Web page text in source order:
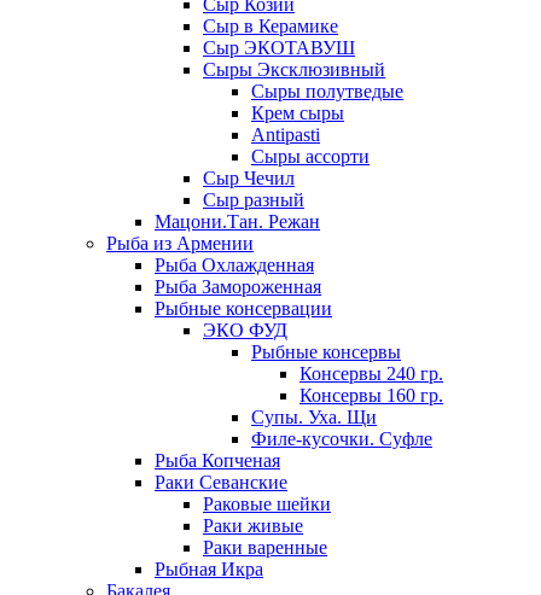
Сыр Козий
Сыр в Керамике
Сыр ЭКОТАВУШ
Сыры Эксклюзивный
Сыры полутведые
Крем сыры
Antipasti
Сыры ассорти
Сыр Чечил
Сыр разный
Мацони.Тан. Режан
Рыба из Армении
Рыба Охлажденная
Рыба Замороженная
Рыбные консервации
ЭКО ФУД
Рыбные консервы
Консервы 240 гр.
Консервы 160 гр.
Супы. Уха. Щи
Филе-кусочки. Суфле
Рыба Копченая
Раки Севанские
Раковые шейки
Раки живые
Раки варенные
Рыбная Икра
Бакалея